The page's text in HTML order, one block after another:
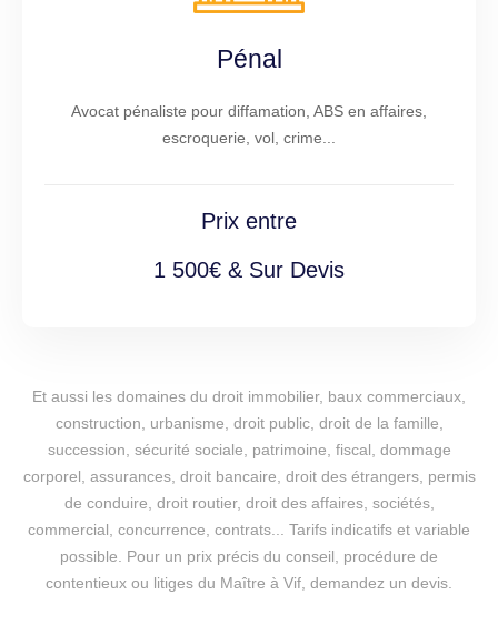
Pénal
Avocat pénaliste pour diffamation, ABS en affaires,
escroquerie, vol, crime...
Prix entre
1 500€ & Sur Devis
Et aussi les domaines du droit immobilier, baux commerciaux,
construction, urbanisme, droit public, droit de la famille,
succession, sécurité sociale, patrimoine, fiscal, dommage
corporel, assurances, droit bancaire, droit des étrangers, permis
de conduire, droit routier, droit des affaires, sociétés,
commercial, concurrence, contrats... Tarifs indicatifs et variable
possible. Pour un prix précis du conseil, procédure de
contentieux ou litiges du Maître à Vif, demandez un devis.